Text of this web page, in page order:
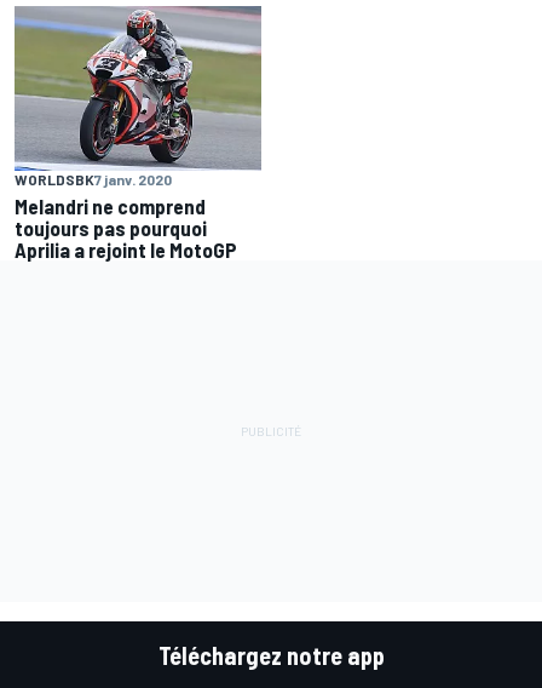
WORLDSBK7 janv. 2020
Melandri ne comprend
toujours pas pourquoi
Aprilia a rejoint le MotoGP
Téléchargez notre app